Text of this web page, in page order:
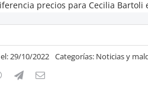
precios para Cecilia Bartoli
29/10/2022 Categorías: Noticias y